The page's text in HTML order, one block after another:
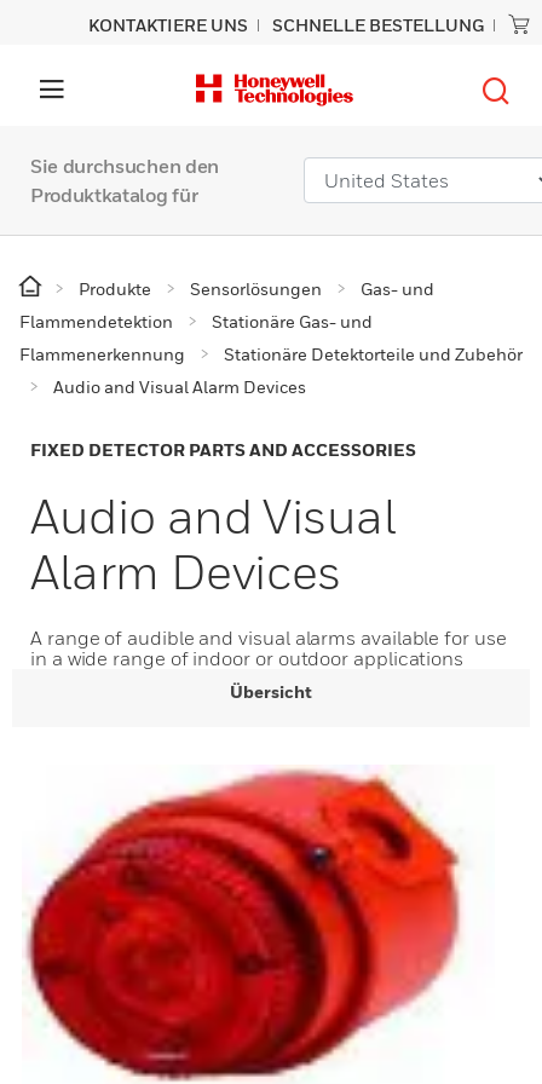
KONTAKTIERE UNS SCHNELLE BESTELLUNG
Sie durchsuchen den
Produktkatalog für
Produkte Sensorlösungen
Gas- und
Flammendetektion
Stationäre Gas- und
Flammenerkennung
Stationäre Detektorteile und Zubehör
Audio and Visual Alarm Devices
FIXED DETECTOR PARTS AND ACCESSORIES
Audio and Visual
Alarm Devices
A range of audible and visual alarms available for use
in a wide range of indoor or outdoor applications
Übersicht